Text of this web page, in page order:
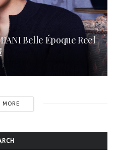
Belle Époque Reel
MORE